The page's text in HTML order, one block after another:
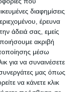
διαφημίσεις
έρευνα
άδειά σας, εμείς
ακριβή
μέσω
για να συναινέσετε
μας όπως
να κάνετε κλικ